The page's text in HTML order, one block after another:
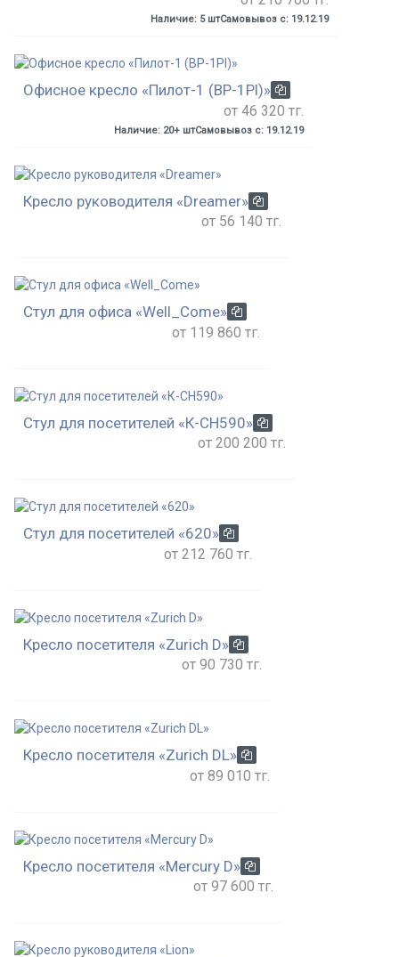
Наличие: 5 штСамовывоз с: 19.12.19
Офисное кресло «Пилот-1 (BP-1Pl)»
от 46 320 тг.
Наличие: 20+ штСамовывоз с: 19.12.19
Кресло руководителя «Dreamer»
от 56 140 тг.
Стул для офиса «Well_Come»
от 119 860 тг.
Стул для посетителей «К-СН590»
от 200 200 тг.
Стул для посетителей «620»
от 212 760 тг.
Кресло посетителя «Zurich D»
от 90 730 тг.
Кресло посетителя «Zurich DL»
от 89 010 тг.
Кресло посетителя «Mercury D»
от 97 600 тг.